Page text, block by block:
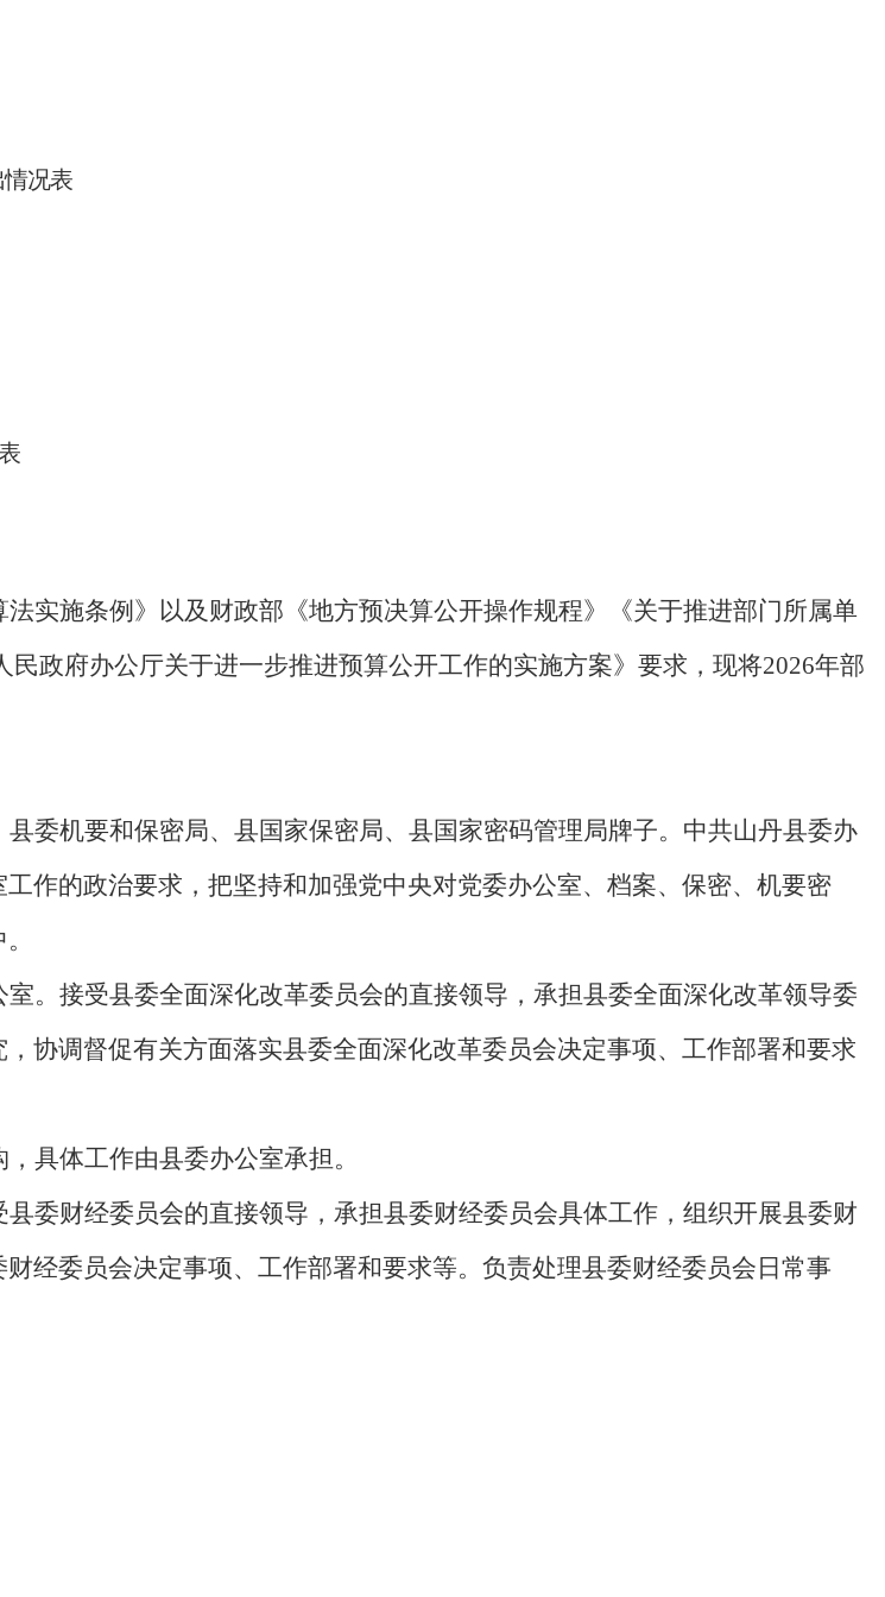
情况表
实施条例》以及财政部《地方预决算公开操作规程》《关于推进部门所属单
政府办公厅关于进一步推进预算公开工作的实施方案》要求，现将2026年部
委机要和保密局、县国家保密局、县国家密码管理局牌子。中共山丹县委办
作的政治要求，把坚持和加强党中央对党委办公室、档案、保密、机要密
。接受县委全面深化改革委员会的直接领导，承担县委全面深化改革领导委
协调督促有关方面落实县委全面深化改革委员会决定事项、工作部署和要求
具体工作由县委办公室承担。
委财经委员会的直接领导，承担县委财经委员会具体工作，组织开展县委财
经委员会决定事项、工作部署和要求等。负责处理县委财经委员会日常事